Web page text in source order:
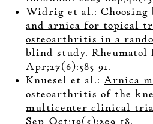
Widrig et al.:
and arnica for topical
osteoarthritis in a
blind study. Rheumatol
Apr;27(6):585-91.
Knuesel et al.:Arnica
osteoarthritis of the
multicenter clinical